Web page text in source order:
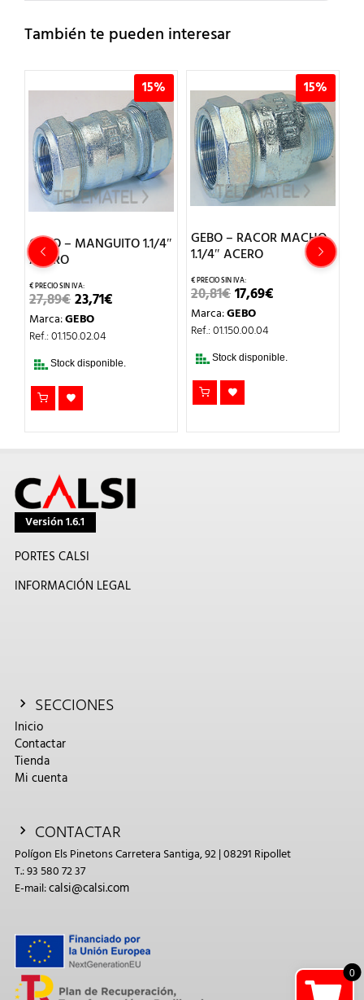
También te pueden interesar
15%
GEBO – MANGUITO 1.1/4″
ACERO
27,89€EL
PRECIO
ORIGINAL
ERA:
23,71€
Marca:GEBO
Ref.: 01.150.02.04
Stock disponible.
15%
GEBO – RACOR MACHO
1.1/4″ ACERO
20,81€EL
PRECIO
ORIGINAL
ERA:
17,69€
Marca:GEBO
Ref.: 01.150.00.04
Stock disponible.
Versión 1.6.1
PORTES CALSI
INFORMACIÓN LEGAL
SECCIONES
Inicio
Contactar
Tienda
Mi cuenta
CONTACTAR
Polígon Els Pinetons Carretera Santiga, 92 | 08291 Ripollet
T.: 93 580 72 37
E-mail:calsi@calsi.com
0